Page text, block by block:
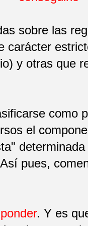
sobre las
carácter
y otras que
como
el
pues,
. Y es